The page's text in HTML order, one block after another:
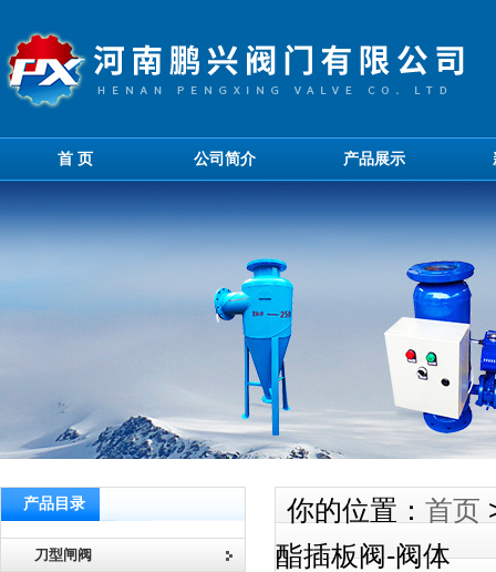
首 页 公司简介 产品展示
产品目录
刀型闸阀
你的位置： 首页
酯插板阀-阀体